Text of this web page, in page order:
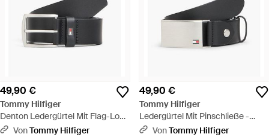
49,90 €
Tommy Hilfiger
Denton Ledergürtel Mit Flag-Logo
- Blau
VonTommy Hilfiger
49,90 €
Tommy Hilfiger
Ledergürtel Mit Pinschließe -
Schwarz
VonTommy Hilfiger